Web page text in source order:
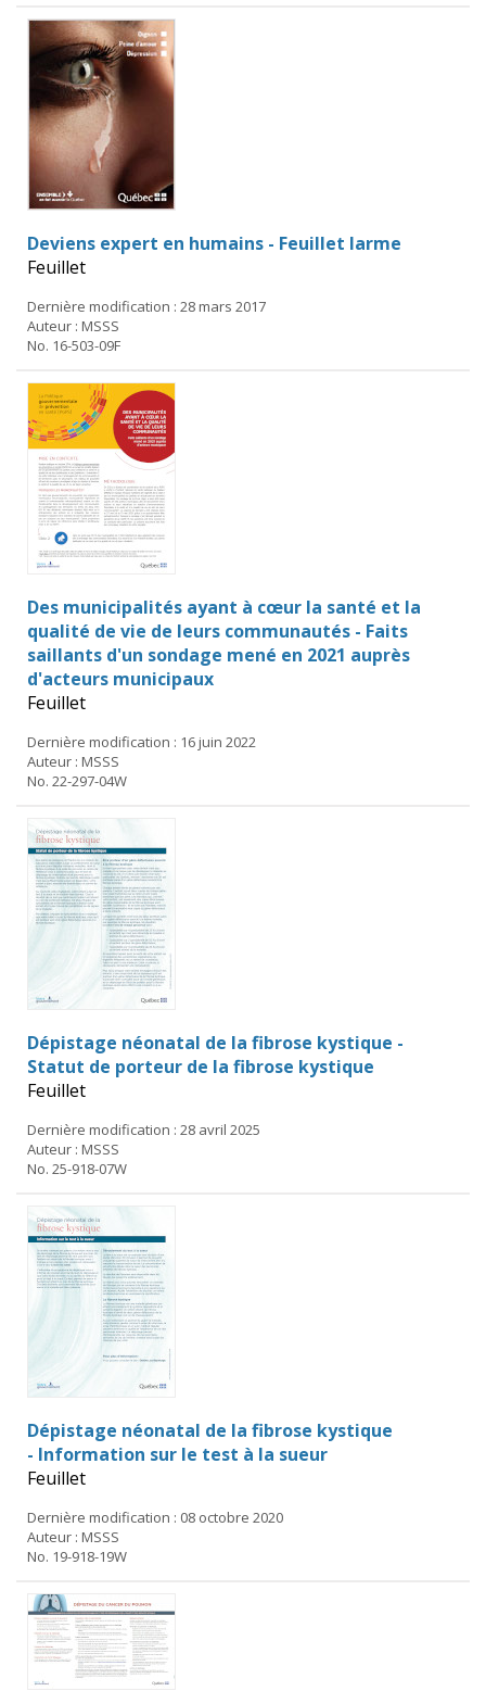
Deviens expert en humains - Feuillet larme
Feuillet
Dernière modification : 28 mars 2017
Auteur : MSSS
No. 16-503-09F
Des municipalités ayant à cœur la santé et la
qualité de vie de leurs communautés - Faits
saillants d'un sondage mené en 2021 auprès
d'acteurs municipaux
Feuillet
Dernière modification : 16 juin 2022
Auteur : MSSS
No. 22-297-04W
Dépistage néonatal de la fibrose kystique -
Statut de porteur de la fibrose kystique
Feuillet
Dernière modification : 28 avril 2025
Auteur : MSSS
No. 25-918-07W
Dépistage néonatal de la fibrose kystique
- Information sur le test à la sueur
Feuillet
Dernière modification : 08 octobre 2020
Auteur : MSSS
No. 19-918-19W